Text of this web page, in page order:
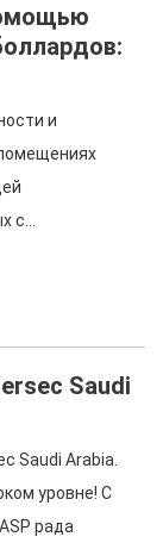
столбы, и
и
с
этой статье
боллардов.,…
Saudi
Saudi Arabia.
уровне! С
рада